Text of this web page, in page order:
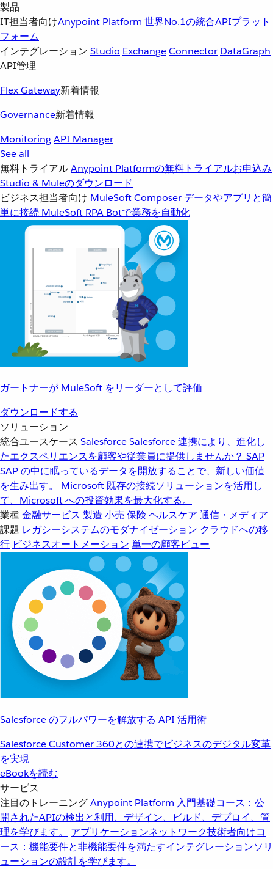
製品
IT担当者向けAnypoint Platform 世界No.1の統合APIプラット
フォーム
インテグレーション Studio ExchangeConnector DataGraph
API管理
Flex Gateway新着情報
Governance新着情報
MonitoringAPI Manager
See all
無料トライアルAnypoint Platformの無料トライアルお申込み
Studio & Muleのダウンロード
ビジネス担当者向け MuleSoft Composer データやアプリと簡
単に接続 MuleSoft RPA Botで業務を自動化
ガートナーが MuleSoft をリーダーとして評価
ダウンロードする
ソリューション
統合ユースケース SalesforceSalesforce 連携により、進化し
たエクスペリエンスを顧客や従業員に提供しませんか？ SAP
SAP の中に眠っているデータを開放することで、新しい価値
を生み出す。
Microsoft 既存の接続ソリューションを活用し
て、Microsoft への投資効果を最大化する。
業種金融サービス 製造 小売 保険 ヘルスケア 通信・メディア
課題 レガシーシステムのモダナイゼーション クラウドへの移
行 ビジネスオートメーション 単一の顧客ビュー
Salesforce のフルパワーを解放する API 活用術
Salesforce Customer 360との連携でビジネスのデジタル変革
を実現
eBookを読む
サービス
注目のトレーニングAnypoint Platform 入門基礎コース：公
開されたAPIの検出と利用、デザイン、ビルド、デプロイ、管
理を学びます。
アプリケーションネットワーク技術者向けコ
ース：機能要件と非機能要件を満たすインテグレーションソリ
ューションの設計を学びます。